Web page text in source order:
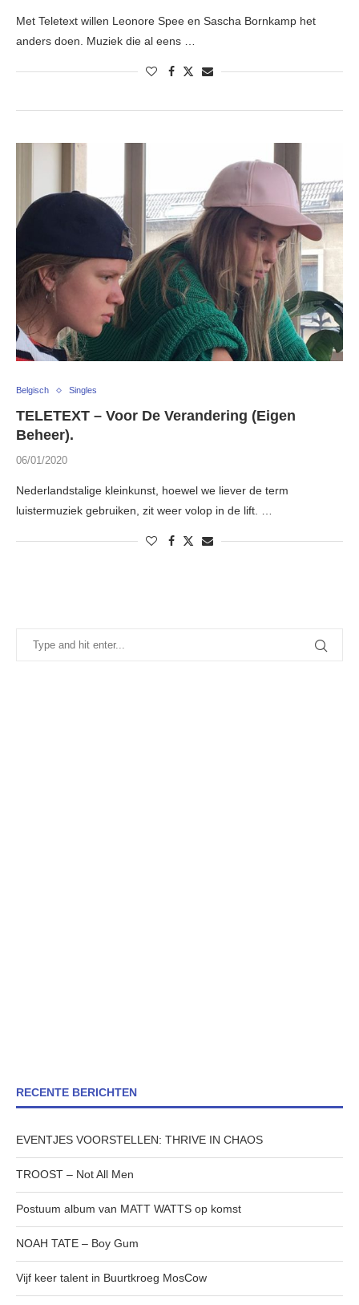
Met Teletext willen Leonore Spee en Sascha Bornkamp het
anders doen. Muziek die al eens …
Belgisch Singles
TELETEXT – Voor De Verandering (Eigen
Beheer).
06/01/2020
Nederlandstalige kleinkunst, hoewel we liever de term
luistermuziek gebruiken, zit weer volop in de lift. …
RECENTE BERICHTEN
EVENTJES VOORSTELLEN: THRIVE IN CHAOS
TROOST – Not All Men
Postuum album van MATT WATTS op komst
NOAH TATE – Boy Gum
Vijf keer talent in Buurtkroeg MosCow